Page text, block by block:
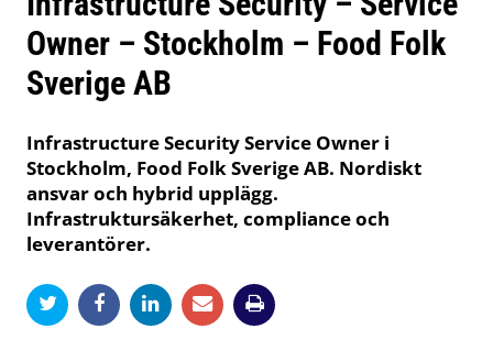
Owner – Stockholm – Food Folk
Sverige AB
Infrastructure Security Service Owner i
Stockholm, Food Folk Sverige AB. Nordiskt
ansvar och hybrid upplägg.
Infrastruktursäkerhet, compliance och
leverantörer.